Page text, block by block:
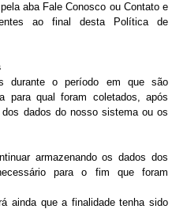
aba Fale Conosco ou Contato e
ao final desta Política de
durante o período em que são
para qual foram coletados, após
dados do nosso sistema ou os
armazenando os dados dos
para o fim que foram
ainda que a finalidade tenha sido